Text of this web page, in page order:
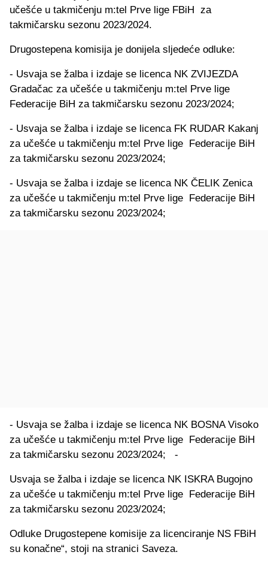
učešće u takmičenju m:tel Prve lige FBiH za
takmičarsku sezonu 2023/2024.
Drugostepena komisija je donijela sljedeće odluke:
- Usvaja se žalba i izdaje se licenca NK ZVIJEZDA
Gradačac za učešće u takmičenju m:tel Prve lige
Federacije BiH za takmičarsku sezonu 2023/2024;
- Usvaja se žalba i izdaje se licenca FK RUDAR Kakanj
za učešće u takmičenju m:tel Prve lige Federacije BiH
za takmičarsku sezonu 2023/2024;
- Usvaja se žalba i izdaje se licenca NK ČELIK Zenica
za učešće u takmičenju m:tel Prve lige Federacije BiH
za takmičarsku sezonu 2023/2024;
- Usvaja se žalba i izdaje se licenca NK BOSNA Visoko
za učešće u takmičenju m:tel Prve lige Federacije BiH
za takmičarsku sezonu 2023/2024; -
Usvaja se žalba i izdaje se licenca NK ISKRA Bugojno
za učešće u takmičenju m:tel Prve lige Federacije BiH
za takmičarsku sezonu 2023/2024;
Odluke Drugostepene komisije za licenciranje NS FBiH
su konačne“, stoji na stranici Saveza.